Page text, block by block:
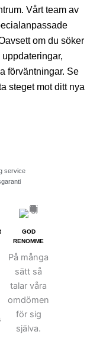
Vårt team av
om du söker
förväntningar. Se
steget mot ditt nya
i köksrenovering i
service
GOD
RENOMME
På många
sätt så
talar våra
omdömen
för sig
själva.